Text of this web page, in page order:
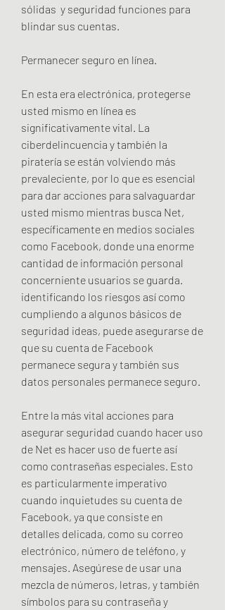
sólidas  y seguridad funciones para
blindar sus cuentas.
Permanecer seguro en línea.
En esta era electrónica, protegerse
usted mismo en línea es
significativamente vital. La
ciberdelincuencia y también la
piratería se están volviendo más
prevaleciente, por lo que es esencial
para dar acciones para salvaguardar
usted mismo mientras busca Net,
específicamente en medios sociales
como Facebook, donde una enorme
cantidad de información personal
concerniente usuarios se guarda.
identificando los riesgos así como
cumpliendo a algunos básicos de
seguridad ideas, puede asegurarse de
que su cuenta de Facebook
permanece segura y también sus
datos personales permanece seguro.
Entre la más vital acciones para
asegurar seguridad cuando hacer uso
de Net es hacer uso de fuerte así
como contraseñas especiales. Esto
es particularmente imperativo
cuando inquietudes su cuenta de
Facebook, ya que consiste en
detalles delicada, como su correo
electrónico, número de teléfono, y
mensajes. Asegúrese de usar una
mezcla de números, letras, y también
símbolos para su contraseña y